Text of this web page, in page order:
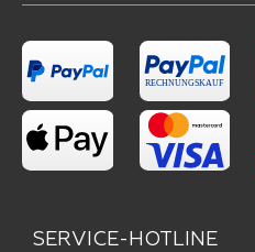
SERVICE-HOTLINE